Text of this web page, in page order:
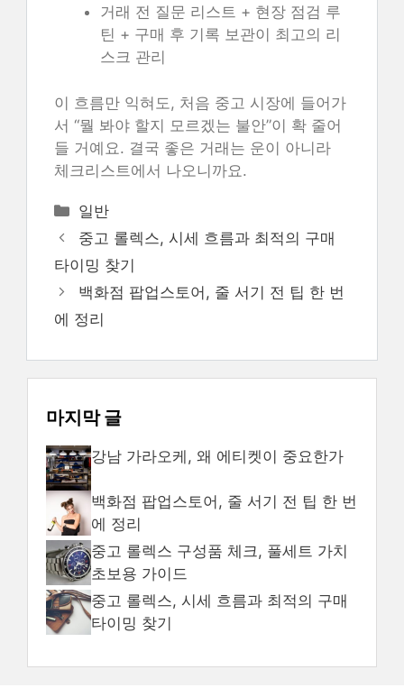
거래 전 질문 리스트 + 현장 점검 루
틴 + 구매 후 기록 보관이 최고의 리
스크 관리
이 흐름만 익혀도, 처음 중고 시장에 들어가
서 “뭘 봐야 할지 모르겠는 불안”이 확 줄어
들 거예요. 결국 좋은 거래는 운이 아니라
체크리스트에서 나오니까요.
카
테
고
리
일반
중고 롤렉스, 시세 흐름과 최적의 구매
타이밍 찾기
백화점 팝업스토어, 줄 서기 전 팁 한 번
에 정리
마지막 글
강남 가라오케, 왜 에티켓이 중요한가
백화점 팝업스토어, 줄 서기 전 팁 한 번
에 정리
중고 롤렉스 구성품 체크, 풀세트 가치
초보용 가이드
중고 롤렉스, 시세 흐름과 최적의 구매
타이밍 찾기